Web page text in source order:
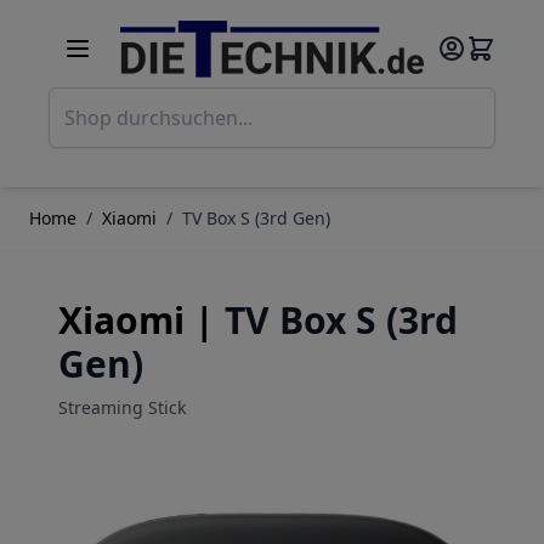
Home / Xiaomi / TV Box S (3rd Gen)
Xiaomi | TV Box S (3rd
Gen)
Streaming Stick